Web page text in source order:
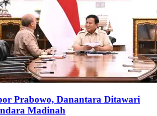
Prabowo, Danantara Ditawari
Madinah